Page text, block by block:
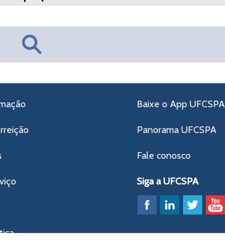
Baixe o App UFCSPA
Panorama UFCSPA
Fale conosco
Siga a UFCSPA